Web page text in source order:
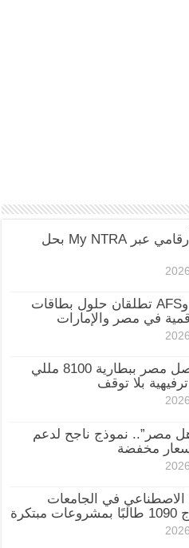
عودة خدمة أرقامي عبر My NTRA بحل
Mastercard وAFS تطلقان حلول بطاقات
في مصر والإمارات
vivo Y500 يصل مصر ببطارية 8100 مللي
بلا توقف
مصر”.. نموذج ناجح لدعم
مخفضة
الاصطناعي في الجامعات